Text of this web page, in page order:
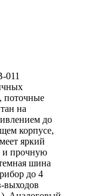
011
поточные
на
до
корпусе,
яркий
и прочную
шина
до 4
выходов